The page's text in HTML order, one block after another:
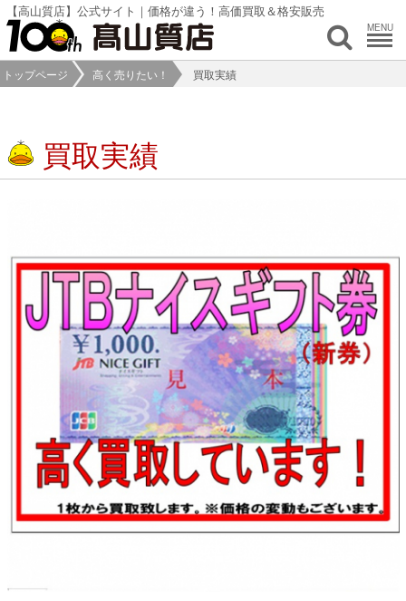
【高山質店】公式サイト｜価格が違う！高価買取＆格安販売
MENU
トップページ 高く売りたい！ 買取実績
買取実績